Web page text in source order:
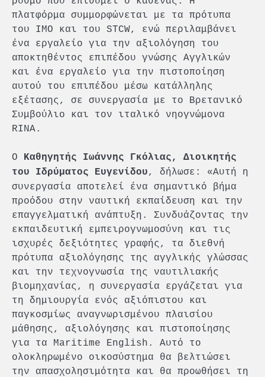
πλατφόρμα συμμορφώνεται με τα πρότυπα
του IMO και του STCW, ενώ περιλαμβάνει
ένα εργαλείο για την αξιολόγηση του
αποκτηθέντος επιπέδου γνώσης Αγγλικών
και ένα εργαλείο για την πιστοποίηση
αυτού του επιπέδου μέσω κατάλληλης
εξέτασης, σε συνεργασία με το Βρετανικό
Συμβούλιο και τον ιταλικό νηογνώμονα
RINA.
Ο Καθηγητής Ιωάννης Γκόλιας, Διοικητής
του Ιδρύματος Ευγενίδου, δήλωσε: «Αυτή η
συνεργασία αποτελεί ένα σημαντικό βήμα
προόδου στην ναυτική εκπαίδευση και την
επαγγελματική ανάπτυξη. Συνδυάζοντας την
εκπαιδευτική εμπειρογνωμοσύνη και τις
ισχυρές δεξιότητες γραφής, τα διεθνή
πρότυπα αξιολόγησης της αγγλικής γλώσσας
και την τεχνογνωσία της ναυτιλιακής
βιομηχανίας, η συνεργασία εργάζεται για
τη δημιουργία ενός αξιόπιστου και
παγκοσμίως αναγνωρισμένου πλαισίου
μάθησης, αξιολόγησης και πιστοποίησης
για τα Maritime English. Αυτό το
ολοκληρωμένο οικοσύστημα θα βελτιώσει
την απασχολησιμότητα και θα προωθήσει τη